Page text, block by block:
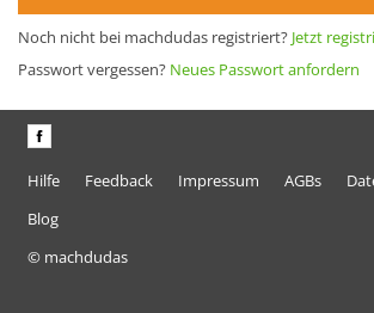
Noch nicht bei machdudas registriert? Jetzt
Passwort vergessen? Neues Passwort anfordern
Hilfe Feedback Impressum AGBs
Blog
© machdudas